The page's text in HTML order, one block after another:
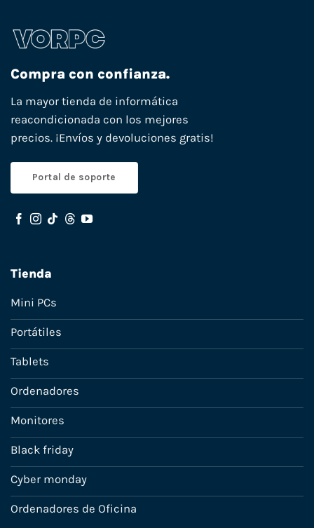
Compra con confianza.
La mayor tienda de informática
reacondicionada con los mejores
precios. ¡Envíos y devoluciones gratis!
Portal de soporte
Tienda
Mini PCs
Portátiles
Tablets
Ordenadores
Monitores
Black friday
Cyber monday
Ordenadores de Oficina